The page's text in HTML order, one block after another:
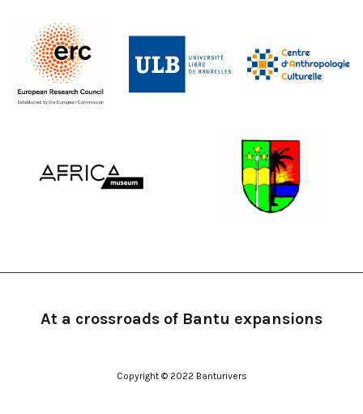
At a crossroads of Bantu expansions
Copyright © 2022 Banturivers